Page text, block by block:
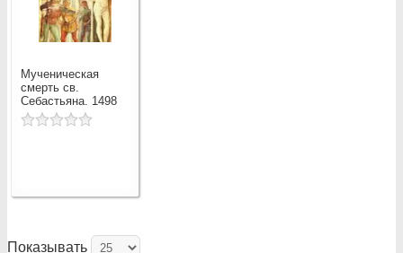
Мученическая
смерть св.
Себастьяна. 1498
Показывать